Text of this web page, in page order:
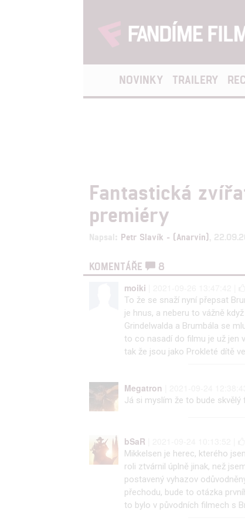
NOVINKY TRAILERY
Fantastická
premiéry
Napsal: Petr Slavík - (Anarvin) ,
KOMENTÁŘE
8
moiki
To že se snaží nyní přepsat
je hnus, a neberu to vážně
Grindelwalda a Brumbála se
to co nasadí do filmu je už jen
tak že jsou jako Prokleté dítě
Megatron
Já si myslím že to bude skvělý
bSaR
Mikkelsen je herec, kterého
roli ztvárnil úplně jinak, než
postavený vyhazov
přechodu, bude to otázka
to bylo v původních filmech s